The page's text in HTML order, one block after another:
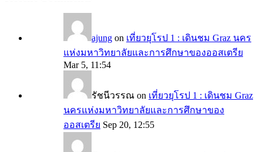
ajung on เที่ยวยุโรป 1 : เดินชม Graz นคร
แห่งมหาวิทยาลัยและการศึกษาของออสเตรีย
Mar 5, 11:54
รัชนีวรรณ on เที่ยวยุโรป 1 : เดินชม Graz
นครแห่งมหาวิทยาลัยและการศึกษาของ
ออสเตรีย Sep 20, 12:55